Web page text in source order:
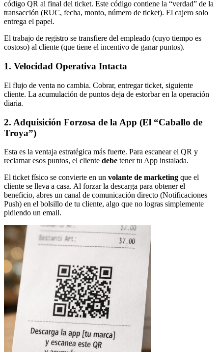
código QR al final del ticket. Este código contiene la “verdad” de la
transacción (RUC, fecha, monto, número de ticket). El cajero solo
entrega el papel.
El trabajo de registro se transfiere del empleado (cuyo tiempo es
costoso) al cliente (que tiene el incentivo de ganar puntos).
1. Velocidad Operativa Intacta
El flujo de venta no cambia. Cobrar, entregar ticket, siguiente
cliente. La acumulación de puntos deja de estorbar en la operación
diaria.
2. Adquisición Forzosa de la App (El “Caballo de
Troya”)
Esta es la ventaja estratégica más fuerte. Para escanear el QR y
reclamar esos puntos, el cliente debe tener tu App instalada.
El ticket físico se convierte en un volante de marketing que el
cliente se lleva a casa. Al forzar la descarga para obtener el
beneficio, abres un canal de comunicación directo (Notificaciones
Push) en el bolsillo de tu cliente, algo que no logras simplemente
pidiendo un email.